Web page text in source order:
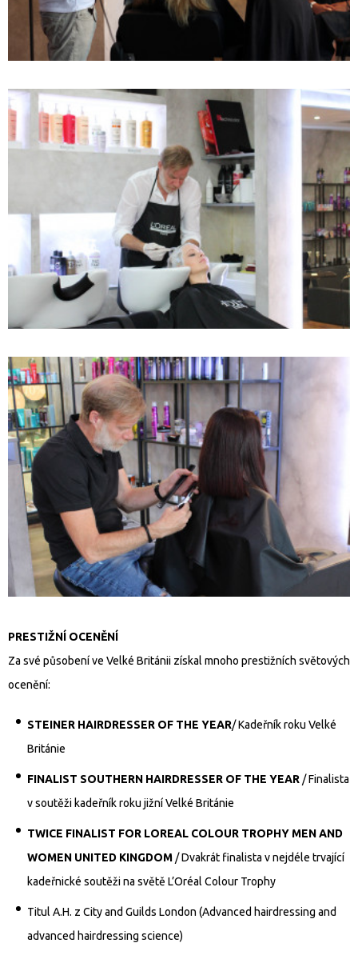
PRESTIŽNÍ OCENĚNÍ
Za své působení ve Velké Británii získal mnoho prestižních světových
ocenění:
STEINER HAIRDRESSER OF THE YEAR/ Kadeřník roku Velké
Británie
FINALIST SOUTHERN HAIRDRESSER OF THE YEAR / Finalista
v soutěži kadeřník roku jižní Velké Británie
TWICE FINALIST FOR LOREAL COLOUR TROPHY MEN AND
WOMEN UNITED KINGDOM / Dvakrát finalista v nejdéle trvající
kadeřnické soutěži na světě L’Oréal Colour Trophy
Titul A.H. z City and Guilds London (Advanced hairdressing and
advanced hairdressing science)